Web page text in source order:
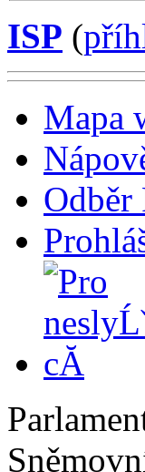
ISP (
Mapa
Odběr